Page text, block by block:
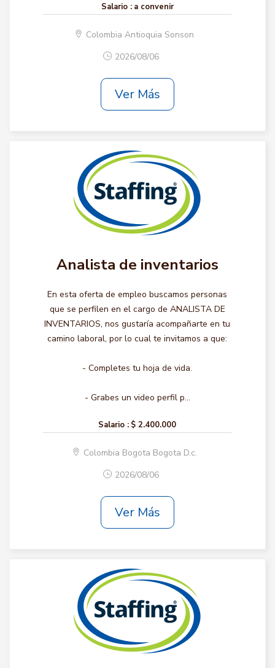
Salario : a convenir
Colombia Antioquia Sonson
2026/08/06
Ver Más
Analista de inventarios
En esta oferta de empleo buscamos personas
que se perfilen en el cargo de ANALISTA DE
INVENTARIOS, nos gustaría acompañarte en tu
camino laboral, por lo cual te invitamos a que:
- Completes tu hoja de vida.
- Grabes un video perfil p...
Salario : $ 2.400.000
Colombia Bogota Bogota D.c.
2026/08/06
Ver Más